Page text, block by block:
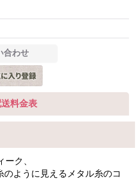
料金表
ク、
ように見えるメタル糸のコ